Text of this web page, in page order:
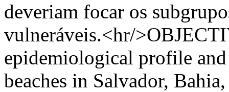
deveriam focar os
vulneráveis.<hr/
epidemiological profile
beaches in Salvador,